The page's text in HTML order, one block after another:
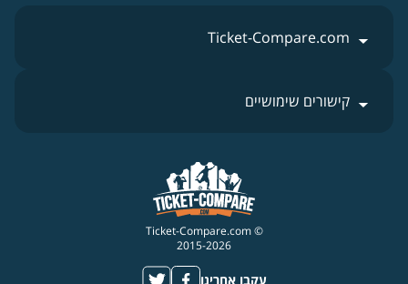
© Ticket-Compare.com
2015-2026
עקבו אחרינו
Ticket-Compare.com
קישורים שימושיים